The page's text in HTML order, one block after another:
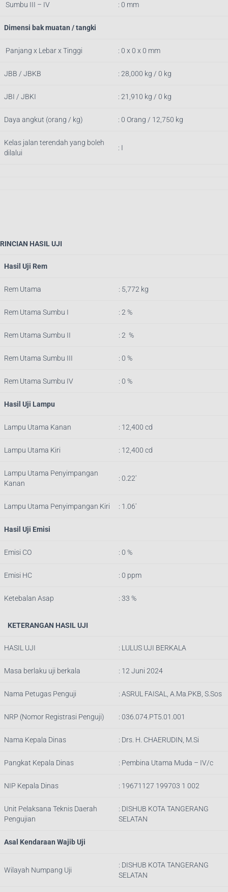
Sumbu III – IV : 0 mm
Dimensi bak muatan / tangki
Panjang x Lebar x Tinggi : 0 x 0 x 0 mm
JBB / JBKB : 28,000 kg / 0 kg
JBI / JBKI : 21,910 kg / 0 kg
Daya angkut (orang / kg) : 0 Orang / 12,750 kg
Kelas jalan terendah yang boleh
dilalui
: I
RINCIAN HASIL UJI
Hasil Uji Rem
Rem Utama : 5,772 kg
Rem Utama Sumbu I : 2 %
Rem Utama Sumbu II : 2 %
Rem Utama Sumbu III : 0 %
Rem Utama Sumbu IV : 0 %
Hasil Uji Lampu
Lampu Utama Kanan : 12,400 cd
Lampu Utama Kiri : 12,400 cd
Lampu Utama Penyimpangan
Kanan
: 0.22′
Lampu Utama Penyimpangan Kiri : 1.06′
Hasil Uji Emisi
Emisi CO : 0 %
Emisi HC : 0 ppm
Ketebalan Asap : 33 %
KETERANGAN HASIL UJI
HASIL UJI : LULUS UJI BERKALA
Masa berlaku uji berkala : 12 Juni 2024
Nama Petugas Penguji : ASRUL FAISAL, A.Ma.PKB, S.Sos
NRP (Nomor Registrasi Penguji) : 036.074.PT5.01.001
Nama Kepala Dinas : Drs. H. CHAERUDIN, M.Si
Pangkat Kepala Dinas : Pembina Utama Muda – IV/c
NIP Kepala Dinas : 19671127 199703 1 002
Unit Pelaksana Teknis Daerah
Pengujian
: DISHUB KOTA TANGERANG
SELATAN
Asal Kendaraan Wajib Uji
Wilayah Numpang Uji
: DISHUB KOTA TANGERANG
SELATAN